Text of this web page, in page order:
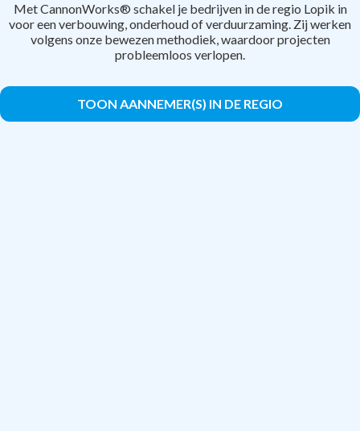
Met CannonWorks® schakel je bedrijven in de regio Lopik in
voor een verbouwing, onderhoud of verduurzaming. Zij werken
volgens onze bewezen methodiek, waardoor projecten
probleemloos verlopen.
TOON AANNEMER(S) IN DE REGIO